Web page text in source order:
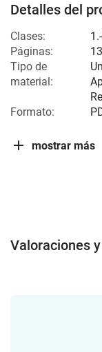
Detalles del
Clases:
Páginas:
Tipo de
material:
Formato:
mostrar más
Valoraciones